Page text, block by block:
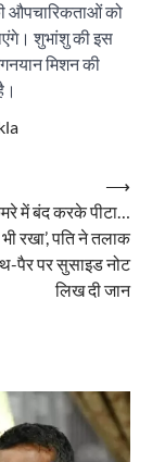
औपचारिकताओं को
शुभांशु की इस
मिशन की
में बंद करके पीटा…
रखा’, पति ने तलाक
पैर पर सुसाइड नोट
लिख दी जान
⟶